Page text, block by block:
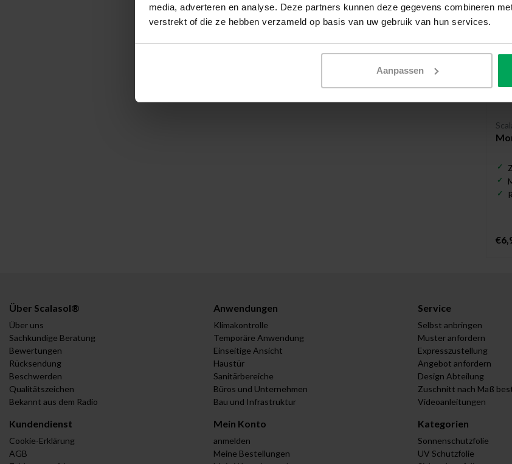
media, adverteren en analyse. Deze partners kunnen deze gegevens combineren
verstrekt of die ze hebben verzameld op basis van uw gebruik van hun services.
Aanpassen
Über Scalasol®
Über uns
Sachkundige Beratung
Bewertungen
Rücksendung
Beschwerden
Qualitätszeichen
Bekannt aus dem Radio
Anwendungen
Klimakontrolle
Temporäre Anwendung
Einseitige Ansicht
Haustür
Sanitärbereiche
Büros und Unternehmen
Bau und Infrastruktur
Service
Selbst anbringen
Muster anfordern
Expresszustellung
Angebot anfordern
Design Abteilung
Zuschnitt nach Maß
Videoanleitungen
Kundendienst
Cookie-Erklärung
AGB
Mein Konto
anmelden
Meine Bestellungen
Kategorien
Sonnenschutzfolie
UV Schutzfolie